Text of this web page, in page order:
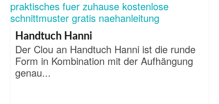
Handtuch Hanni
Der Clou an Handtuch Hanni ist die runde
Form in Kombination mit der Aufhängung
genau...